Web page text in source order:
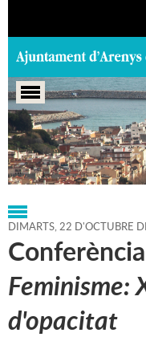
Portada > Regidories >
DIMARTS,22 D'OCTUBRE
Feminisme:
d'opacitat